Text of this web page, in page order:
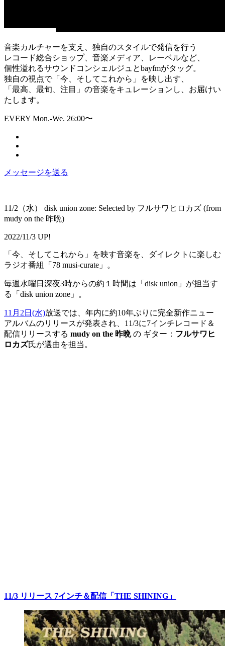
音楽カルチャーを支え、独自のスタイルで発信を行う
レコード総合ショップ、音楽メディア、レーベルなど、
個性溢れるサウンドコンシェルジュとbayfmがタッグ。
独自の視点で「今、そしてこれから」を映し出す、
「最高、最旬、注目」の音楽をキュレーションし、お届けい
たします。
EVERY Mon.-We. 26:00〜
メッセージを送る
11/2（水） disk union zone: Selected by フルサワヒロカズ (from
mudy on the 昨晩)
2022/11/3 UP!
「今、そしてこれから」を映す音楽を、ダイレクトに楽しむ
ラジオ番組「78 musi-curate」。
毎週水曜日深夜3時からの約１時間は「disk union」が担当す
る「disk union zone」。
11月2日(水)放送では、年内に約10年ぶりに完全新作ニュー
アルバムのリリースが発表され、11/3に7インチレコード＆
配信リリースする mudy on the 昨晩の ギター： フルサワヒ
ロカズ氏が選曲を担当。
11/3 リリース 7インチ＆配信「THE SHINING」